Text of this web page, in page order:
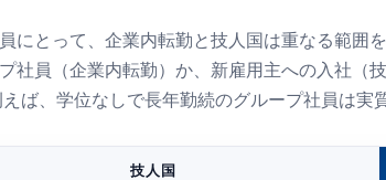
にとって、企業内転勤と技人国は重なる範囲
社員（企業内転勤）か、新雇用主への入社（
ば、学位なしで長年勤続のグループ社員は実
技人国